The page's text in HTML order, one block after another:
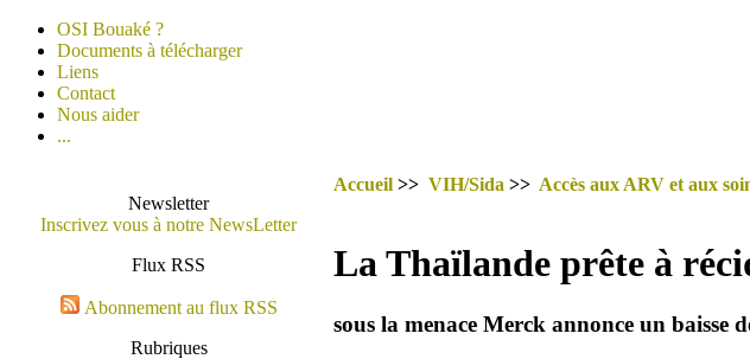
OSI Bouaké ?
Documents à télécharger
Liens
Contact
Nous aider
...
Newsletter
Inscrivez vous à notre NewsLetter
Flux RSS
Abonnement au flux RSS
Rubriques
Accueil >> VIH/Sida >> Accès aux ARV et aux
La Thaïlande prête à
sous la menace Merck annonce un baisse